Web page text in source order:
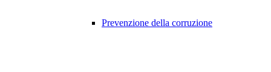
Prevenzione della corruzione